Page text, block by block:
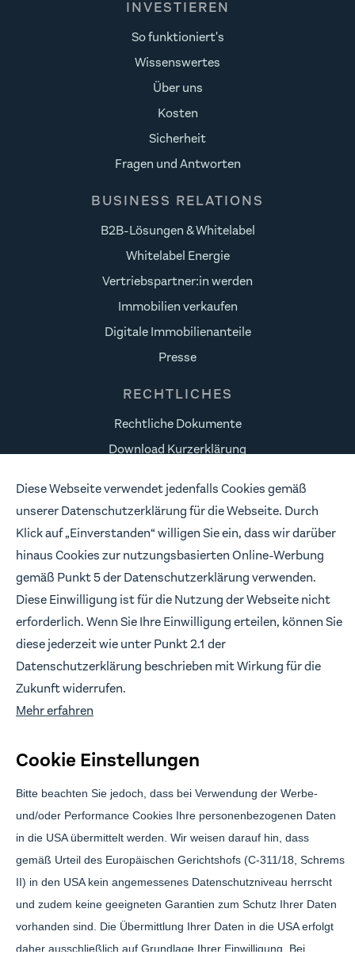
Diese Webseite verwendet jedenfalls Cookies gemäß
unserer Datenschutzerklärung für die Webseite. Durch
Klick auf „Einverstanden“ willigen Sie ein, dass wir darüber
hinaus Cookies zur nutzungsbasierten Online-Werbung
gemäß Punkt 5 der Datenschutzerklärung verwenden.
Diese Einwilligung ist für die Nutzung der Webseite nicht
erforderlich. Wenn Sie Ihre Einwilligung erteilen, können Sie
diese jederzeit wie unter Punkt 2.1 der
Datenschutzerklärung beschrieben mit Wirkung für die
Zukunft widerrufen.
Mehr erfahren
Cookie Einstellungen
Bitte beachten Sie jedoch, dass bei Verwendung der Werbe-
und/oder Performance Cookies Ihre personenbezogenen Daten
in die USA übermittelt werden. Wir weisen darauf hin, dass
gemäß Urteil des Europäischen Gerichtshofs (C-311/18, Schrems
II) in den USA kein angemessenes Datenschutzniveau herrscht
und zudem keine geeigneten Garantien zum Schutz Ihrer Daten
vorhanden sind. Die Übermittlung Ihrer Daten in die USA erfolgt
daher ausschließlich auf Grundlage Ihrer Einwilligung. Bei
INVESTIEREN
So funktioniert's
Wissenswertes
Über uns
Kosten
Sicherheit
Fragen und Antworten
BUSINESS RELATIONS
B2B-Lösungen & Whitelabel
Whitelabel Energie
Vertriebspartner:in werden
Immobilien verkaufen
Digitale Immobilienanteile
Presse
RECHTLICHES
Rechtliche Dokumente
Download Kurzerklärung
Risikohinweise
Impressum
FOLLOW US
Wir freuen uns, wenn wir in Verbindung bleiben.
Branding & Design:
WpIG der Effecta GmbH, Florstadt. Die über Brickwise vermittelten
Finanzprodukte sind mit erheblichen Risiken verbunden und können
zum vollständigen Verlust des eingesetzten Kapitals führen.
Über Brickwise investierst du nicht direkt in Immobilien, sondern
erwirbst Genussscheine, die dir das Recht zur Partizipation an
Mietüberschüssen aus der Vermietung und dem Erlös aus der